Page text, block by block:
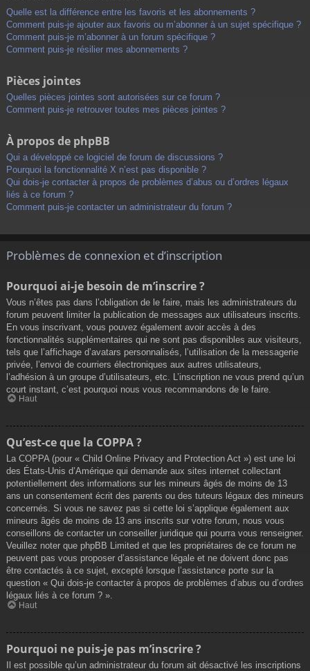
Quelle est la différence entre les favoris et les abonnements ?
Comment puis-je ajouter aux favoris ou m’abonner à un sujet spécifique ?
Comment puis-je m’abonner à un forum spécifique ?
Comment puis-je résilier mes abonnements ?
Pièces jointes
Quelles pièces jointes sont autorisées sur ce forum ?
Comment puis-je retrouver toutes mes pièces jointes ?
À propos de phpBB
Qui a développé ce logiciel de forum de discussions ?
Pourquoi la fonctionnalité X n’est pas disponible ?
Qui dois-je contacter à propos de problèmes d’abus ou d’ordres légaux
liés à ce forum ?
Comment puis-je contacter un administrateur du forum ?
Problèmes de connexion et d’inscription
Pourquoi ai-je besoin de m’inscrire ?
Vous n’êtes pas dans l’obligation de le faire, mais les administrateurs du
forum peuvent limiter la publication de messages aux utilisateurs inscrits.
En vous inscrivant, vous pouvez également avoir accès à des
fonctionnalités supplémentaires qui ne sont pas disponibles aux visiteurs,
tels que l’affichage d’avatars personnalisés, l’utilisation de la messagerie
privée, l’envoi de courriers électroniques aux autres utilisateurs,
l’adhésion à un groupe d’utilisateurs, etc. L’inscription ne vous prend qu’un
court instant, c’est pourquoi nous vous recommandons de le faire.
Haut
Qu’est-ce que la COPPA ?
La COPPA (pour « Child Online Privacy and Protection Act ») est une loi
des États-Unis d’Amérique qui demande aux sites internet collectant
potentiellement des informations sur les mineurs âgés de moins de 13
ans un consentement écrit des parents ou des tuteurs légaux des mineurs
concernés. Si vous ne savez pas si cette loi s’applique également aux
mineurs âgés de moins de 13 ans inscrits sur votre forum, nous vous
conseillons de contacter un conseiller juridique qui pourra vous renseigner.
Veuillez noter que phpBB Limited et que les propriétaires de ce forum ne
peuvent pas vous proposer d’assistance légale et ne doivent donc pas
être contactés à ce sujet, excepté lorsque l’assistance porte sur la
question « Qui dois-je contacter à propos de problèmes d’abus ou d’ordres
légaux liés à ce forum ? ».
Haut
Pourquoi ne puis-je pas m’inscrire ?
Il est possible qu’un administrateur du forum ait désactivé les inscriptions